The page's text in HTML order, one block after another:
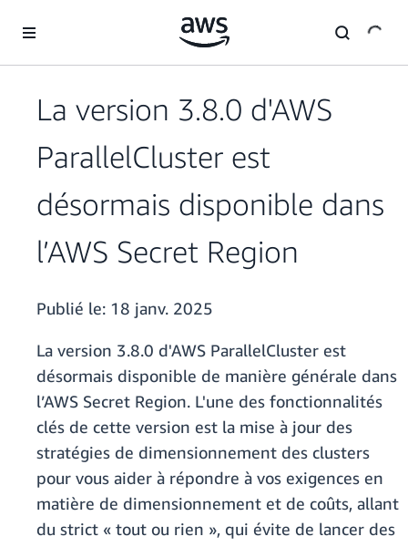
La version 3.8.0 d'AWS
ParallelCluster est
désormais disponible dans
l’AWS Secret Region
Publié le: 18 janv. 2025
La version 3.8.0 d'AWS ParallelCluster est
désormais disponible de manière générale dans
l’AWS Secret Region. L'une des fonctionnalités
clés de cette version est la mise à jour des
stratégies de dimensionnement des clusters
pour vous aider à répondre à vos exigences en
matière de dimensionnement et de coûts, allant
du strict « tout ou rien », qui évite de lancer des